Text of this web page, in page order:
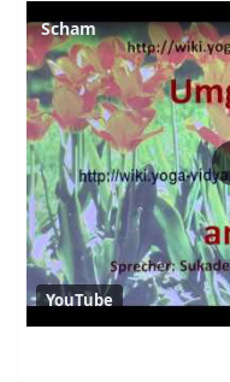
Scham
YouTube